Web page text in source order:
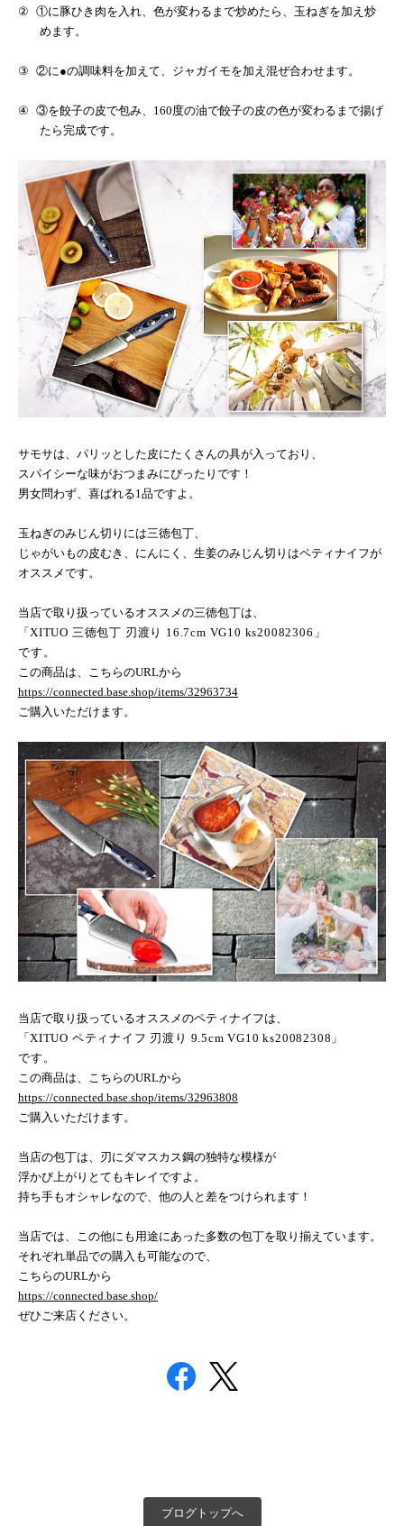
② ①に豚ひき肉を入れ、色が変わるまで炒めたら、玉ねぎを加え炒
めます。
③ ②に●の調味料を加えて、ジャガイモを加え混ぜ合わせます。
④ ③を餃子の皮で包み、 160度の油で餃子の皮の色が変わるまで揚げ
たら完成です。
サモサは、パリッとした皮にたくさんの具が入っており、
スパイシーな味がおつまみにぴったりです！
男女問わず、喜ばれる1品ですよ。
玉ねぎのみじん切りには三徳包丁、
じゃがいもの皮むき、にんにく、生姜のみじん切りはペティナイフが
オススメです。
当店で取り扱っているオススメの三徳包丁は、
「 XITUO 三徳包丁 刃渡り 16.7cm VG10 ks20082306 」
です。
この商品は、こちらのURLから
https://connected.base.shop/items/32963734
ご購入いただけます。
当店で取り扱っているオススメのペティナイフは、
「XITUO ペティナイフ 刃渡り 9.5cm VG10 ks20082308 」
です。
この商品は、こちらのURLから
https://connected.base.shop/items/32963808
ご購入いただけます。
当店の包丁は、刃にダマスカス鋼の独特な模様が
浮かび上がりとてもキレイですよ。
持ち手もオシャレなので、他の人と差をつけられます！
当店では、この他にも用途にあった多数の包丁を取り揃えています。
それぞれ単品での購入も可能なので、
こちらのURLから
https://connected.base.shop/
ぜひご来店ください。
ブログトップへ